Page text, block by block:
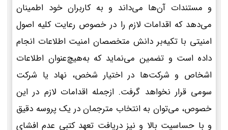
و مستندات آن‌ها می‌داند و به کاربران خود اطمینان
می‌دهد که اقدامات لازم را در خصوص رعایت کلیه اصول
امنیتی با تکیه‌بر دانش متخصصان امنیت اطلاعات انجام
داده است و تضمین می‌نماید که به‌هیچ‌عنوان اطلاعات
اشخاص و شرکت‌ها در اختیار شخص، نهاد یا شرکت
سومی قرار نخواهد گرفت. ازجمله اقدامات لازم در این
خصوص، می‌توان به انتخاب مترجمان در یک پروسه دقیق
و با حساسیت بالا و نیز دریافت تعهد کتبی عدم افشای